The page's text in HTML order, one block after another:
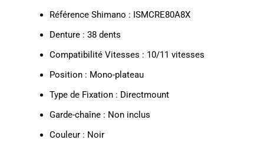
Référence Shimano : ISMCRE80A8X
Denture : 38 dents
Compatibilité Vitesses : 10/11 vitesses
Position : Mono-plateau
Type de Fixation : Directmount
Garde-chaîne : Non inclus
Couleur : Noir